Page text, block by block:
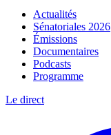
Actualités
Sénatoriales 2026
Émissions
Documentaires
Podcasts
Programme
Le direct